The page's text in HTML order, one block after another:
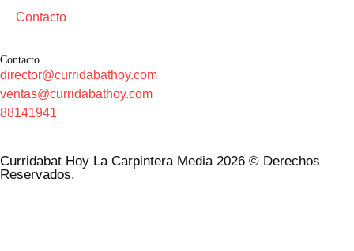
Contacto
Contacto
director@curridabathoy.com
ventas@curridabathoy.com
88141941
Curridabat Hoy La Carpintera Media 2026 © Derechos
Reservados.